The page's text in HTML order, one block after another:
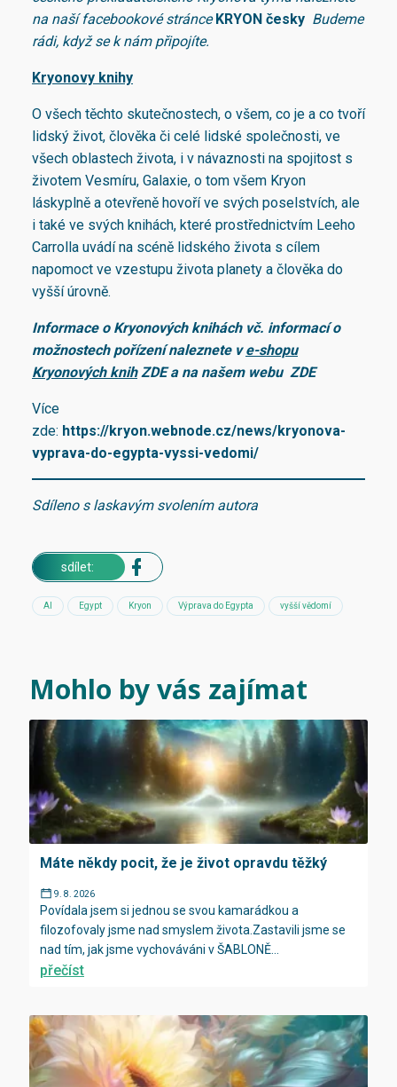
na naší facebookové stránceKRYON česky Budeme
rádi, když se k nám připojíte.
Kryonovy knihy
O všech těchto skutečnostech, o všem, co je a co tvoří
lidský život, člověka či celé lidské společnosti, ve
všech oblastech života, i v návaznosti na spojitost s
životem Vesmíru, Galaxie, o tom všem Kryon
láskyplně a otevřeně hovoří ve svých poselstvích, ale
i také ve svých knihách, které prostřednictvím Leeho
Carrolla uvádí na scéně lidského života s cílem
napomoct ve vzestupu života planety a člověka do
vyšší úrovně.
Informaceo Kryonových knihách vč. informací o
možnostech pořízení naleznete ve-shopu
Kryonových knih ZDEa na našem webu ZDE
Více
zde: https://kryon.webnode.cz/news/kryonova-
vyprava-do-egypta-vyssi-vedomi/
Sdíleno s laskavým svolením autora
sdílet:
AI Egypt Kryon Výprava do Egypta vyšší vědomí
Mohlo by vás zajímat
Máte někdy pocit, že je život opravdu těžký
9. 8. 2026
Povídala jsem si jednou se svou kamarádkou a
filozofovaly jsme nad smyslem života.Zastavili jsme se
nad tím, jak jsme vychováváni v ŠABLONĚ...
přečíst